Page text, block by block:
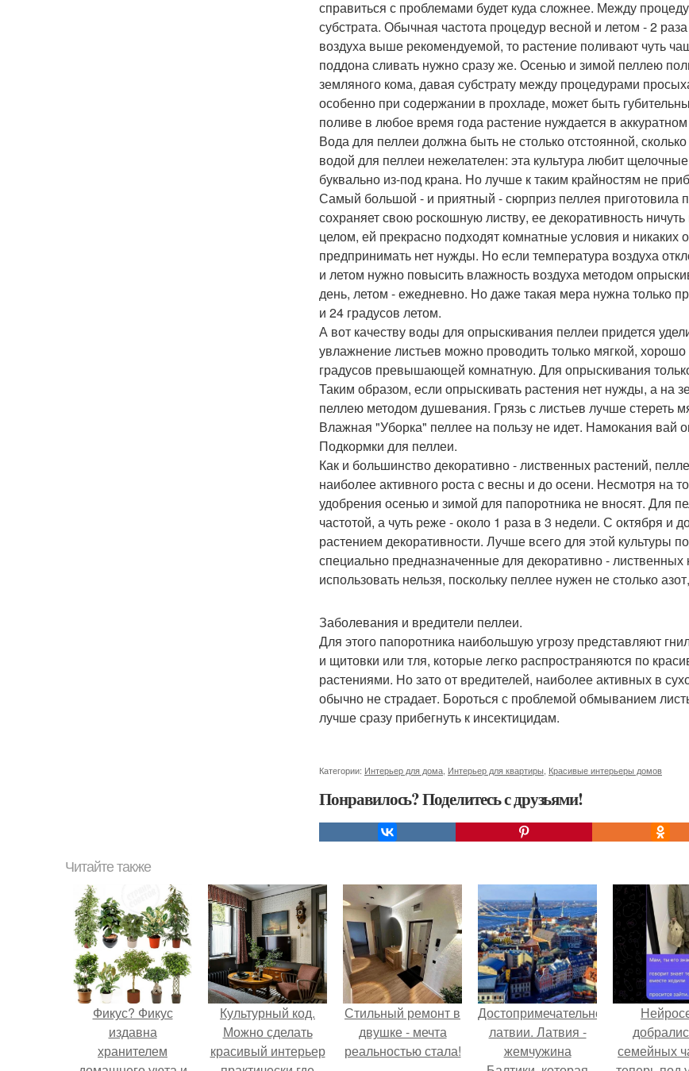
справиться с проблемами будет куда сложнее. Между
субстрата. Обычная частота процедур весной и летом - 2
воздуха выше рекомендуемой, то растение поливают чуть
поддона сливать нужно сразу же. Осенью и зимой пеллею
земляного кома, давая субстрату между процедурами
особенно при содержании в прохладе, может быть
поливе в любое время года растение нуждается в
Вода для пеллеи должна быть не столько отстоянной,
водой для пеллеи нежелателен: эта культура любит
буквально из-под крана. Но лучше к таким крайностям не
Самый большой - и приятный - сюрприз пеллея приготовила
сохраняет свою роскошную листву, ее декоративность
целом, ей прекрасно подходят комнатные условия и
предпринимать нет нужды. Но если температура воздуха
и летом нужно повысить влажность воздуха методом
день, летом - ежедневно. Но даже такая мера нужна только
и 24 градусов летом.
А вот качеству воды для опрыскивания пеллеи придется
увлажнение листьев можно проводить только мягкой,
градусов превышающей комнатную. Для опрыскивания
Таким образом, если опрыскивать растения нет нужды, а на
пеллею методом душевания. Грязь с листьев лучше стереть
Влажная "Уборка" пеллее на пользу не идет. Намокания вай
Подкормки для пеллеи.
Как и большинство декоративно - лиственных растений,
наиболее активного роста с весны и до осени. Несмотря на
удобрения осенью и зимой для папоротника не вносят. Для
частотой, а чуть реже - около 1 раза в 3 недели. С октября
растением декоративности. Лучше всего для этой культуры
специально предназначенные для декоративно -
использовать нельзя, поскольку пеллее нужен не столько
Заболевания и вредители пеллеи.
Для этого папоротника наибольшую угрозу представляют
и щитовки или тля, которые легко распространяются по
растениями. Но зато от вредителей, наиболее активных в
обычно не страдает. Бороться с проблемой обмыванием
лучше сразу прибегнуть к инсектицидам.
Категории: Интерьер для дома Интерьер для квартиры Красивые интерьеры домов
Понравилось? Поделитесь с друзьями!
Читайте также
Фикус? Фикус
издавна
хранителем
Культурный код.
Можно сделать
красивый интерьер
Стильный ремонт в
двушке - мечта
реальностью стала!
Достопримечательности
латвии. Латвия -
жемчужина
семейных